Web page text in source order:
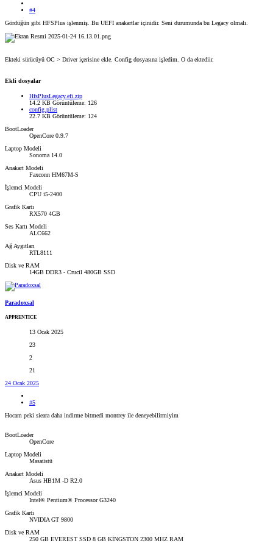
#4
Gördüğün gibi HFSPlus işlenmiş. Bu UEFI anakartlar içinidir. Seni durumunda bu Legacy olmalı.
Ekteki sürücüyü OC > Driver içerisine ekle. Config dosyasına işledim. O da ektediir.
Ekli dosyalar
HfsPlusLegacy.efi.zip
14.2 KB Görüntüleme: 126
config.plist
22.7 KB Görüntüleme: 124
BootLoader
OpenCore 0.9.7
Laptop Modeli
Sonoma 14.0
Anakart Modeli
Faxconn HM67M-S
İşlemci Modeli
CPU i5-2400
Grafik Kartı
RX570 4GB
Ses Kartı Modeli
ALC662
Ağ Aygıtları
RTL8111
Disk ve RAM
14GB DDR3 - Crucil 480GB SSD
Paradoxsal
APPRENTICE
13 Ocak 2025
23
2
21
24 Ocak 2025
#5
Hocam peki sieara daha indirme bitmedi montrey ile deneyebilirmiyim
BootLoader
OpenCore
Laptop Modeli
Masaüstü
Anakart Modeli
Asus HB1M -D R2.0
İşlemci Modeli
Intel® Pentium® Processor G3240
Grafik Kartı
NVIDIA GT 9800
Disk ve RAM
250 GB EVEREST SSD 8 GB KİNGSTON 2300 MHZ RAM